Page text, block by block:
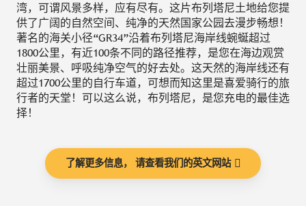
湾，可谓风景多样，应有尽有。这片布列塔尼土地给您提
供了广阔的自然空间、纯净的天然国家公园去漫步畅想！
著名的海关小径“GR34”沿着布列塔尼海岸线蜿蜒超过
1800公里，有近100条不同的路径推荐，是您在海边观赏
壮丽美景、呼吸纯净空气的好去处。这天然的海岸线还有
超过1700公里的自行车道，可想而知这里是喜爱骑行的旅
行者的天堂！可以这么说，布列塔尼，是您充电的最佳选
择！
了解更多信息， 请查看我们的英文网站